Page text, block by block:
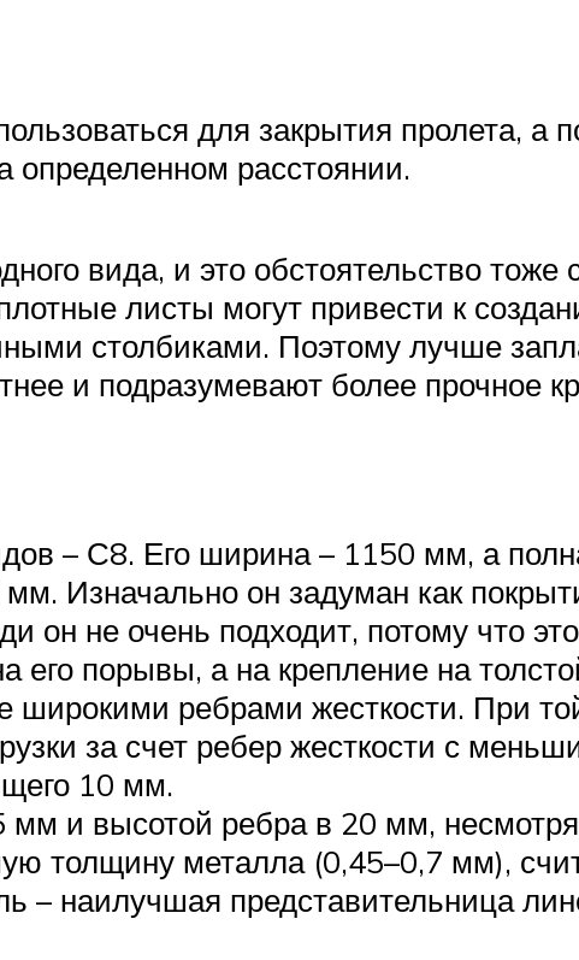
для закрытия пролета, а
определенном расстоянии.
вида, и это обстоятельство тоже
листы могут привести к
столбиками. Поэтому лучше
и подразумевают более прочное
– С8. Его ширина – 1150 мм, а
Изначально он задуман как
он не очень подходит, потому что
его порывы, а на крепление на
ребрами жесткости. При
за счет ребер жесткости с
10 мм.
и высотой ребра в 20 мм,
толщину металла (0,45–0,7 мм),
– наилучшая представительница